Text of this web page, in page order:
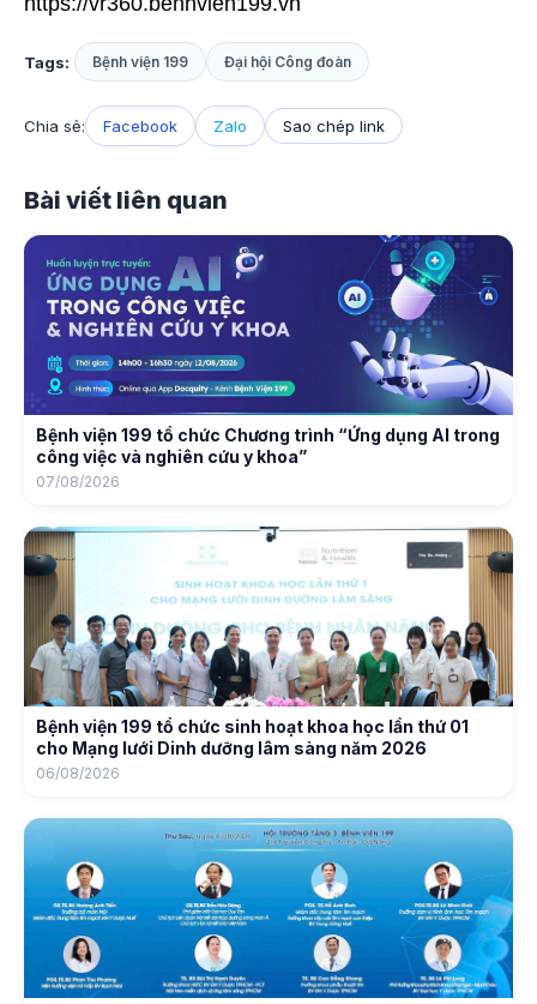
Tags: Bệnh viện 199 Đại hội Công đoàn
Chia sẻ: Facebook Zalo Sao chép link
Bài viết liên quan
Bệnh viện 199 tổ chức Chương trình “Ứng dụng AI trong
công việc và nghiên cứu y khoa”
07/08/2026
Bệnh viện 199 tổ chức sinh hoạt khoa học lần thứ 01
cho Mạng lưới Dinh dưỡng lâm sàng năm 2026
06/08/2026